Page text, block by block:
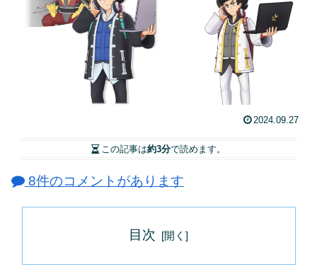
2024.09.27
この記事は約3分で読めます。
8件のコメントがあります
目次